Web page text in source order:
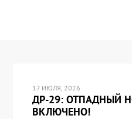
17 ИЮЛЯ, 2026
ДР-29: ОТПАДНЫЙ
ВКЛЮЧЕНО!